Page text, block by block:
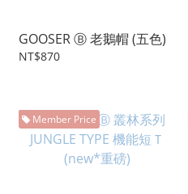
GOOSER Ⓑ 老鵝帽 (五色)
NT$870
Member Price